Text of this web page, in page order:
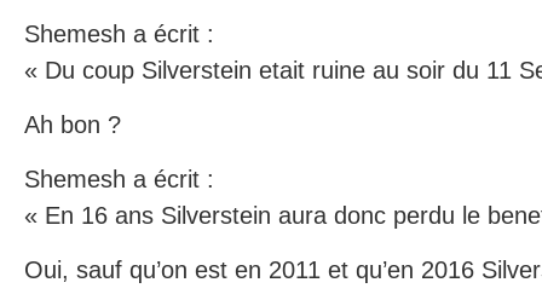
Shemesh a écrit :
« Du coup Silverstein etait ruine au soir du 11
Ah bon ?
Shemesh a écrit :
« En 16 ans Silverstein aura donc perdu le
Oui, sauf qu’on est en 2011 et qu’en 2016